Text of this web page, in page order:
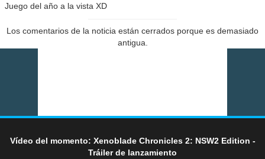
Juego del año a la vista XD
Los comentarios de la noticia están cerrados porque es demasiado
antigua.
Vídeo del momento: Xenoblade Chronicles 2: NSW2 Edition -
Tráiler de lanzamiento